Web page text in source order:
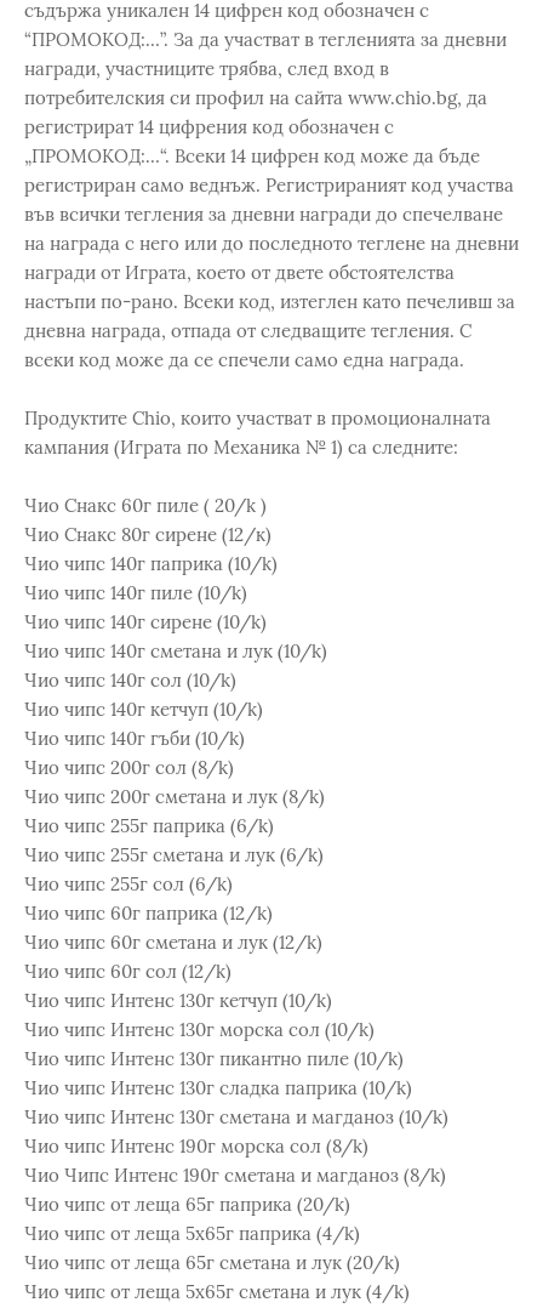
съдържа уникален 14 цифрен код обозначен с
“ПРОМОКОД:…”. За да участват в тегленията за дневни
награди, участниците трябва, след вход в
потребителския си профил на сайта www.chio.bg, да
регистрират 14 цифрения код обозначен с
„ПРОМОКОД:…“. Всеки 14 цифрен код може да бъде
регистриран само веднъж. Регистрираният код участва
във всички тегления за дневни награди до спечелване
на награда с него или до последното теглене на дневни
награди от Играта, което от двете обстоятелства
настъпи по-рано. Всеки код, изтеглен като печеливш за
дневна награда, отпада от следващите тегления. С
всеки код може да се спечели само една награда.
Продуктите Chio, които участват в промоционалната
кампания (Играта по Механика № 1) са следните:
Чио Снакс 60г пиле ( 20/k )
Чио Снакс 80г сирене (12/к)
Чио чипс 140г паприка (10/k)
Чио чипс 140г пиле (10/k)
Чио чипс 140г сирене (10/k)
Чио чипс 140г сметана и лук (10/k)
Чио чипс 140г сол (10/k)
Чио чипс 140г кетчуп (10/k)
Чио чипс 140г гъби (10/k)
Чио чипс 200г сол (8/k)
Чио чипс 200г сметана и лук (8/k)
Чио чипс 255г паприка (6/k)
Чио чипс 255г сметана и лук (6/k)
Чио чипс 255г сол (6/k)
Чио чипс 60г паприка (12/k)
Чио чипс 60г сметана и лук (12/k)
Чио чипс 60г сол (12/k)
Чио чипс Интенс 130г кетчуп (10/k)
Чио чипс Интенс 130г морска сол (10/k)
Чио чипс Интенс 130г пикантно пиле (10/k)
Чио чипс Интенс 130г сладка паприка (10/k)
Чио чипс Интенс 130г сметана и магданоз (10/k)
Чио чипс Интенс 190г морска сол (8/k)
Чио Чипс Интенс 190г сметана и магданоз (8/k)
Чио чипс от леща 65г паприка (20/k)
Чио чипс от леща 5x65г паприка (4/k)
Чио чипс от леща 65г сметана и лук (20/k)
Чио чипс от леща 5x65г сметана и лук (4/k)